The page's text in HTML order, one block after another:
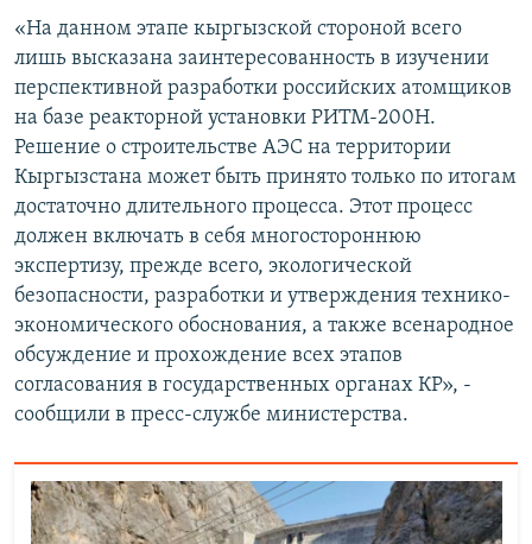
«На данном этапе кыргызской стороной всего
лишь высказана заинтересованность в изучении
перспективной разработки российских атомщиков
на базе реакторной установки РИТМ-200Н.
Решение о строительстве АЭС на территории
Кыргызстана может быть принято только по итогам
достаточно длительного процесса. Этот процесс
должен включать в себя многостороннюю
экспертизу, прежде всего, экологической
безопасности, разработки и утверждения технико-
экономического обоснования, а также всенародное
обсуждение и прохождение всех этапов
согласования в государственных органах КР», -
сообщили в пресс-службе министерства.